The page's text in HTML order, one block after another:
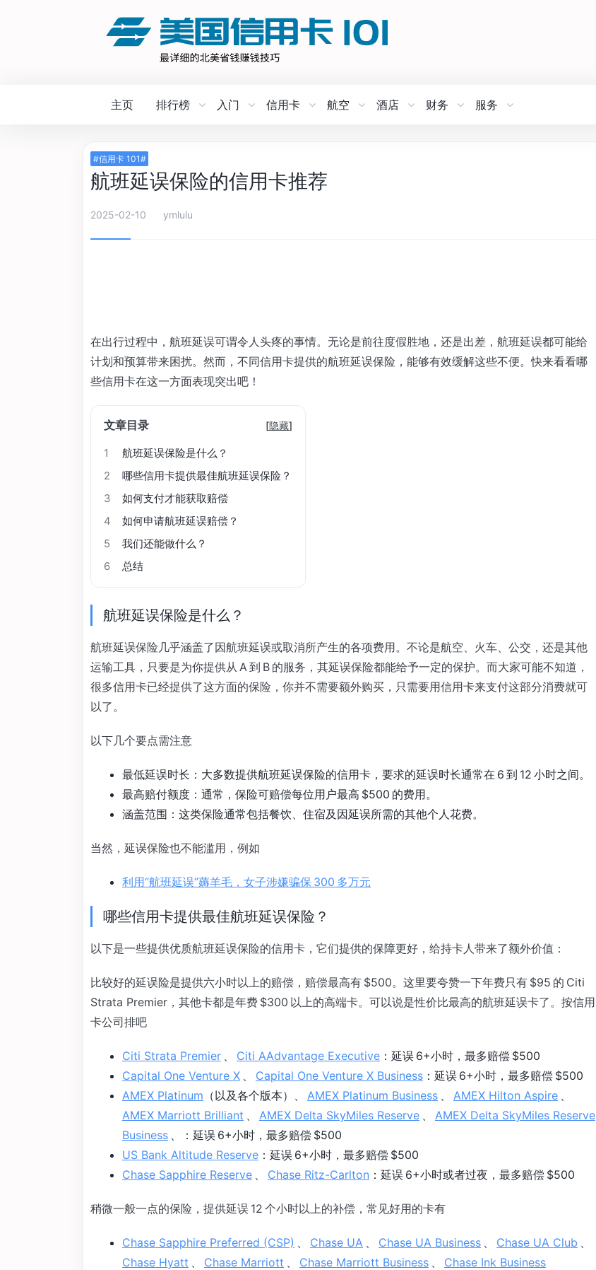
主页 排行榜 入门 信用卡 航空 酒店 财务 服务
#信用卡 101#
航班延误保险的信用卡推荐
2025-02-10 ymlulu
在出行过程中，航班延误可谓令人头疼的事情。无论是前往度假胜地，还是出差，航班延误都可能给
计划和预算带来困扰。然而，不同信用卡提供的航班延误保险，能够有效缓解这些不便。快来看看哪
些信用卡在这一方面表现突出吧！
文章目录 [隐藏]
1
航班延误保险是什么？
2
哪些信用卡提供最佳航班延误保险？
3
如何支付才能获取赔偿
4
如何申请航班延误赔偿？
5
我们还能做什么？
6
总结
航班延误保险是什么？
航班延误保险几乎涵盖了因航班延误或取消所产生的各项费用。不论是航空、火车、公交，还是其他
运输工具，只要是为你提供从 A 到 B 的服务，其延误保险都能给予一定的保护。而大家可能不知道，
很多信用卡已经提供了这方面的保险，你并不需要额外购买，只需要用信用卡来支付这部分消费就可
以了。
以下几个要点需注意
最低延误时长：大多数提供航班延误保险的信用卡，要求的延误时长通常在 6 到 12 小时之间。
最高赔付额度：通常，保险可赔偿每位用户最高 $500 的费用。
涵盖范围：这类保险通常包括餐饮、住宿及因延误所需的其他个人花费。
当然，延误保险也不能滥用，例如
利用“航班延误”薅羊毛，女子涉嫌骗保 300 多万元
哪些信用卡提供最佳航班延误保险？
以下是一些提供优质航班延误保险的信用卡，它们提供的保障更好，给持卡人带来了额外价值：
比较好的延误险是提供六小时以上的赔偿，赔偿最高有 $500。这里要夸赞一下年费只有 $95 的 Citi
Strata Premier，其他卡都是年费 $300 以上的高端卡。可以说是性价比最高的航班延误卡了。按信用
卡公司排吧
Citi Strata Premier 、 Citi AAdvantage Executive ：延误 6+小时，最多赔偿 $500
Capital One Venture X 、 Capital One Venture X Business ：延误 6+小时，最多赔偿 $500
AMEX Platinum （以及各个版本）、 AMEX Platinum Business 、 AMEX Hilton Aspire 、
AMEX Marriott Brilliant 、 AMEX Delta SkyMiles Reserve 、 AMEX Delta SkyMiles Reserve
Business 、：延误 6+小时，最多赔偿 $500
US Bank Altitude Reserve ：延误 6+小时，最多赔偿 $500
Chase Sapphire Reserve 、 Chase Ritz-Carlton ：延误 6+小时或者过夜，最多赔偿 $500
稍微一般一点的保险，提供延误 12 个小时以上的补偿，常见好用的卡有
Chase Sapphire Preferred (CSP) 、 Chase UA 、 Chase UA Business 、 Chase UA Club 、
Chase Hyatt 、 Chase Marriott 、 Chase Marriott Business 、 Chase Ink Business